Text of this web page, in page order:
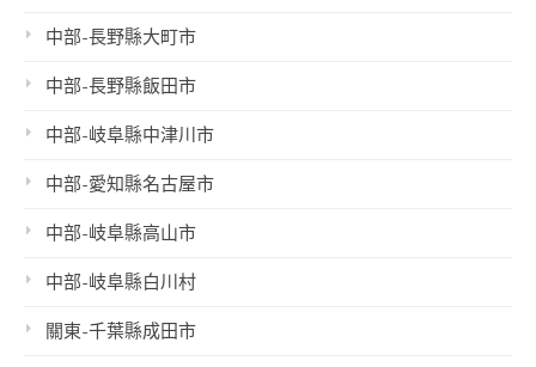
中部-長野縣大町市
中部-長野縣飯田市
中部-岐阜縣中津川市
中部-愛知縣名古屋市
中部-岐阜縣高山市
中部-岐阜縣白川村
關東-千葉縣成田市